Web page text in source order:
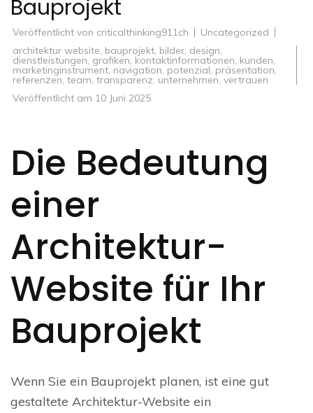
Bauprojekt
Veröffentlicht von criticalthinking911ch
Uncategorized
architektur website, bauprojekt, bilder, design,
dienstleistungen, grafiken, kontaktinformationen, kunden,
marketinginstrument, navigation, potenzial, präsentation,
referenzen, team, transparenz, unternehmen, vertrauen
Veröffentlicht am 10 Juni 2025
Die Bedeutung
einer
Architektur-
Website für Ihr
Bauprojekt
Wenn Sie ein Bauprojekt planen, ist eine gut
gestaltete Architektur-Website ein